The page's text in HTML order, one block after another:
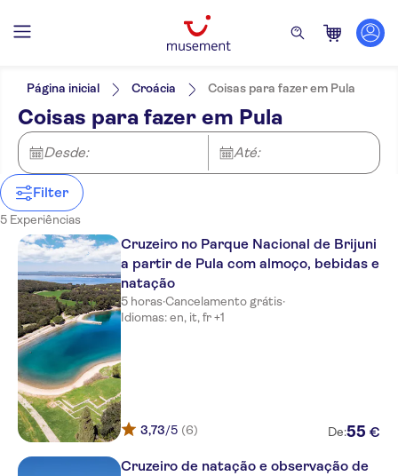
Filtros
NO-PICKUP
Opções de ingressos
Cancelamento gratuito
Confirmação instantânea
Tour guiado
Refeição incluída
Local touch
Grupo pequeno
Voucher eletrônico
Atividades
Caminhadas e
Atividades aquáticas
Excursões e passeios de um dia
Barcos
Atrações e visitas guiadas
Idomas
Inglês
Italiano
Francês
Polonês
Página inicial Croácia Coisas para fazer em Pula
Coisas para fazer em Pula
Desde: Até:
Filter
5 Experiências
Cruzeiro no Parque Nacional de Brijuni
a partir de Pula com almoço, bebidas e
natação
5 horas·Cancelamento grátis·
Idiomas: en, it, fr +1
3,73/5 (6) De:55 €
Cruzeiro de natação e observação de